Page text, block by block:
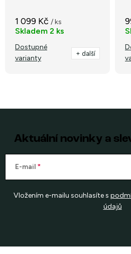
1 099 Kč / ks
Skladem 2 ks
Dostupné
varianty
+ další
v
c
Aktuální novinky a
E-mail
Vložením e-mailu souhlasíte s
údajů